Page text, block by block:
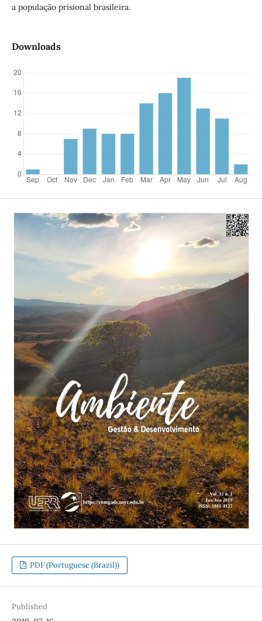
a população prisional brasileira.
Downloads
PDF (Portuguese (Brazil))
Published